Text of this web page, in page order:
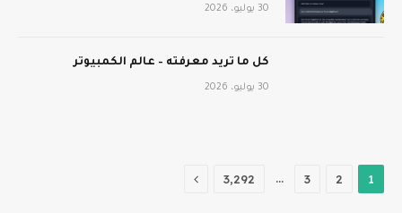
30 يوليو، 2026
كل ما تريد معرفته – عالم الكمبيوتر
30 يوليو، 2026
1
2
3
… 3٬292 التالي